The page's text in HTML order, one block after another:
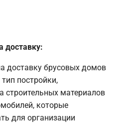
доставку:
доставку брусовых домов
постройки,
строительных материалов
которые
для организации